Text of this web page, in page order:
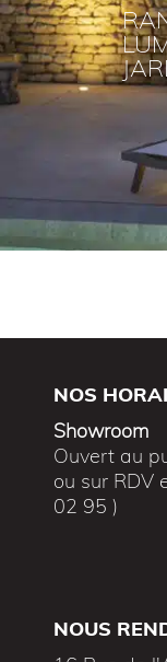
NOS
Showroom
Ouvert au
ou sur RDV
02 95 )
NOUS